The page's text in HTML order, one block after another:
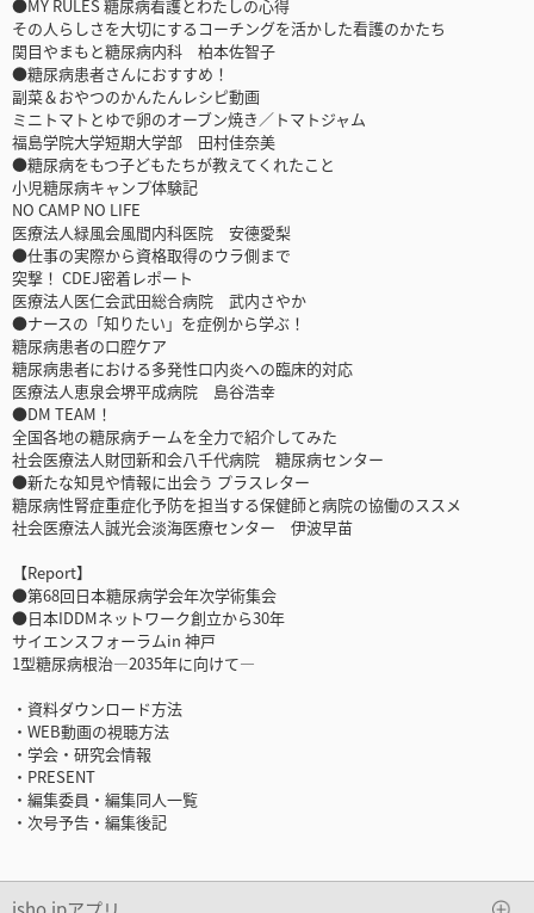
●MY RULES 糖尿病看護とわたしの心得
その人らしさを大切にするコーチングを活かした看護のかたち
関目やまもと糖尿病内科 柏本佐智子
●糖尿病患者さんにおすすめ！
副菜＆おやつのかんたんレシピ動画
ミニトマトとゆで卵のオーブン焼き／トマトジャム
福島学院大学短期大学部 田村佳奈美
●糖尿病をもつ子どもたちが教えてくれたこと
小児糖尿病キャンプ体験記
NO CAMP NO LIFE
医療法人緑風会風間内科医院 安德愛梨
●仕事の実際から資格取得のウラ側まで
突撃！ CDEJ密着レポート
医療法人医仁会武田総合病院 武内さやか
●ナースの「知りたい」を症例から学ぶ！
糖尿病患者の口腔ケア
糖尿病患者における多発性口内炎への臨床的対応
医療法人恵泉会堺平成病院 島谷浩幸
●DM TEAM！
全国各地の糖尿病チームを全力で紹介してみた
社会医療法人財団新和会八千代病院 糖尿病センター
●新たな知見や情報に出会う プラスレター
糖尿病性腎症重症化予防を担当する保健師と病院の協働のススメ
社会医療法人誠光会淡海医療センター 伊波早苗
【Report】
●第68回日本糖尿病学会年次学術集会
●日本IDDMネットワーク創立から30年
サイエンスフォーラムin 神戸
1型糖尿病根治―2035年に向けて―
・資料ダウンロード方法
・WEB動画の視聴方法
・学会・研究会情報
・PRESENT
・編集委員・編集同人一覧
・次号予告・編集後記